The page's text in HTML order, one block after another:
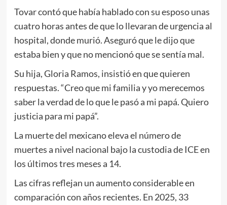
Tovar contó que había hablado con su esposo unas
cuatro horas antes de que lo llevaran de urgencia al
hospital, donde murió. Aseguró que le dijo que
estaba bien y que no mencionó que se sentía mal.
Su hija, Gloria Ramos, insistió en que quieren
respuestas. “Creo que mi familia y yo merecemos
saber la verdad de lo que le pasó a mi papá. Quiero
justicia para mi papá”.
La muerte del mexicano eleva el número de
muertes a nivel nacional bajo la custodia de ICE en
los últimos tres meses a 14.
Las cifras reflejan un aumento considerable en
comparación con años recientes. En 2025, 33